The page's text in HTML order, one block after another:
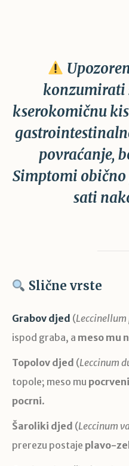
konzumirati
kserokomičnu
povraćanje,
Simptomi
sati
Slične vrste
Grabov djed (Leccinellum
ispod graba, a meso mu
Topolov djed (Leccinum
topole; meso mu
pocrni.
Šaroliki djed (Leccinum
prerezu postaje plavo-